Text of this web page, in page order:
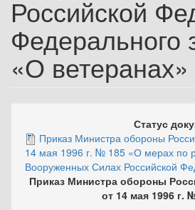
Российской
Федерального
«О ветеранах»
Статус
Приказ Министра обороны
14 мая 1996 г. № 185 «О мерах по
Вооруженных Силах Российской
Приказ Министра обороны
от 14 мая 1996 г.